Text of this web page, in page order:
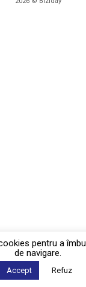
pentru a
de navigare.
Accept Refuz